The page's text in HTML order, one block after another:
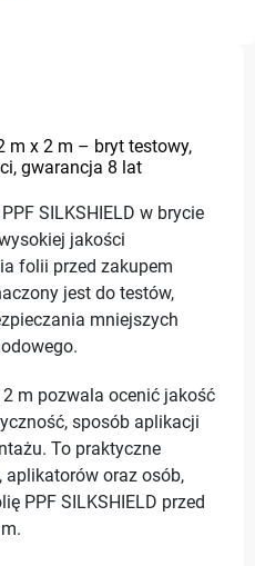
m x 2 m – bryt testowy,
gwarancja 8 lat
SILKSHIELD w brycie
jakości
folii przed zakupem
jest do testów,
mniejszych
m pozwala ocenić jakość
sposób aplikacji
To praktyczne
aplikatorów oraz osób,
PPF SILKSHIELD przed